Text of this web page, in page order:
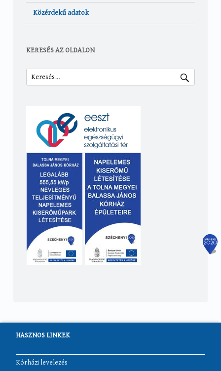
Közérdekű adatok
KERESÉS AZ OLDALON
Keresés:
HASZNOS LINKEK
Kórházi levelezés